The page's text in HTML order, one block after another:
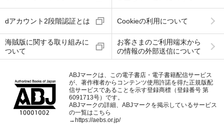
dアカウント2段階認証とは Cookieの利用について
海賊版に関する取り組みに
ついて
お客さまのご利用端末から
の情報の外部送信について
ABJマークは、この電子書店・電子書籍配信サービス
が、著作権者からコンテンツ使用許諾を得た正規版配
信サービスであることを示す登録商標（登録番号 第
6091713号）です。
ABJマークの詳細、ABJマークを掲示しているサービス
の一覧はこちら
→https://aebs.or.jp/